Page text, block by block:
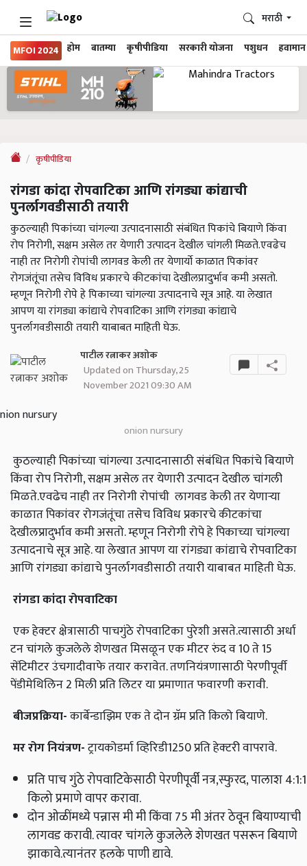
MFOI 2024 होम बातम्या कृषीपीडिया सरकारी योजना पशुधन हवामान
मराठी
कृषीपीडिया
रांगडा कांदा रोपवाटिका आणि रांगड्या कांद्याची
पुनर्लागवडीसाठी तयारी
कुठल्याही पिकांच्या चांगल्या उत्पादनासाठी संबंधित पिकांचे बियाणे किंवा
रोप निरोगी, सक्षम असेल तर येणारी उत्पादन देखील चांगली मिळते.एवढेच
नाही तर निरोगी रोपांची लागवड केली तर येणार्याे काळात पिकांवर
रोगजंतूंचा तसेच विविध प्रकारचे कीटकांचा देखीलप्रादुर्भाव कमी असतो.
म्हणून निरोगी रोपे हे पिकाच्या चांगल्या उत्पादनाचे सूत्र आहे. या लेखात
आपण या रांगड्या कांद्याचे रोपवाटिका आणि रांगड्या कांद्याचे
पुनर्लागवडीसाठी तयारी याबाबत माहिती घेऊ.
पाटील रत्नाकर अशोक
Updated on Thursday, 25
November 2021 09:30 AM
onion nursury
कुठल्याही पिकांच्या चांगल्या उत्पादनासाठी संबंधित पिकांचे बियाणे
किंवा रोप निरोगी, सक्षम असेल तर येणारी उत्पादन देखील चांगली
मिळते.एवढेच नाही तर निरोगी रोपांची लागवड केली तर येणार्‍या
काळात पिकांवर रोगजंतूंचा तसेच विविध प्रकारचे कीटकांचा
देखीलप्रादुर्भाव कमी असतो. म्हणून निरोगी रोपे हे पिकाच्या चांगल्या
उत्पादनाचे सूत्र आहे. या लेखात आपण या रांगड्या कांद्याचे रोपवाटिका
आणि रांगड्या कांद्याचे पुनर्लागवडीसाठी तयारी याबाबत माहिती घेऊ.
रांगडा कांदा रोपवाटिका
एक हेक्‍टर क्षेत्रासाठी पाचगुंठे रोपवाटिका पुरेशी असते.त्यासाठी अर्धा
टन चांगले कुजलेले शेणखत मिसळून एक मीटर रुंद व 10 ते 15
सेंटिमीटर उंचगादीवाफे तयार करावेत. तणनियंत्रणासाठी पेरणीपूर्वी
पेंडीमेथिलिन 2 मिली प्रति लिटर या प्रमाणात फवारणी करावी.
बीजप्रक्रिया-कार्बेन्डाझिम एक ते दोन ग्रॅम प्रति किलो बियाणे.
मर रोग नियंत्रण-ट्रायकोडर्मा व्हिरिडी1250 प्रति हेक्‍टरी वापरावे.
प्रति पाच गुंठे रोपवाटिकेसाठी पेरणीपूर्वी नत्र,स्फुरद, पालाश 4:1:1
किलो प्रमाणे वापर करावा.
दोन ओळींमध्ये पन्नास मी मी किंवा 75 मी अंतर ठेवून बियाण्याची
लागवड करावी. त्यावर चांगले कुजलेले शेणखत पसरून बियाणे
झाकावे.त्यानंतर हलके पाणी द्यावे.